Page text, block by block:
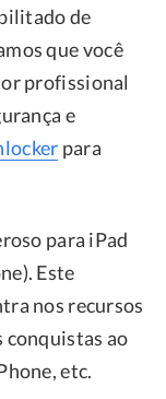
de
que você
profissional
e
para
para iPad
Este
nos recursos
conquistas ao
etc.